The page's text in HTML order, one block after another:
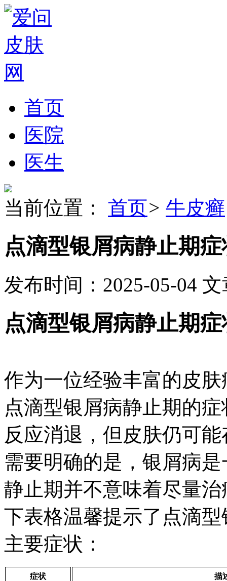
首页
医院
医生
当前位置： 首页> 牛皮癣
点滴型银屑病静止期症
发布时间：2025-05-04 文
点滴型银屑病静止期症
作为一位经验丰富的皮
点滴型银屑病静止期的
反应消退，但皮肤仍可
需要明确的是，银屑病
静止期并不意味着尽量
下表格温馨提示了点滴
主要症状：
症状 描